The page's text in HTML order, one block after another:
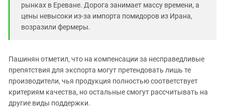
рынках в Ереване. Дорога занимает массу времени, а
цены невысоки из-за импорта помидоров из Ирана,
возразили фермеры.
Пашинян отметил, что на компенсации за несправедливые
препятствия для экспорта могут претендовать лишь те
производители, чья продукция полностью соответствует
критериям качества, но остальные смогут рассчитывать на
другие виды поддержки.